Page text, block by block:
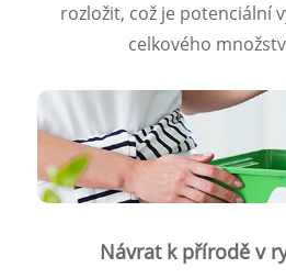
rozložit, což je potenciální
celkového
Návrat k přírodě v